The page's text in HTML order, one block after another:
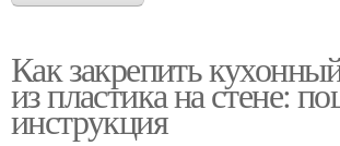
Как закрепить
из пластика на стене:
инструкция